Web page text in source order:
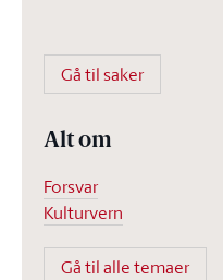
Gå til saker
Alt om
Forsvar
Kulturvern
Gå til alle temaer